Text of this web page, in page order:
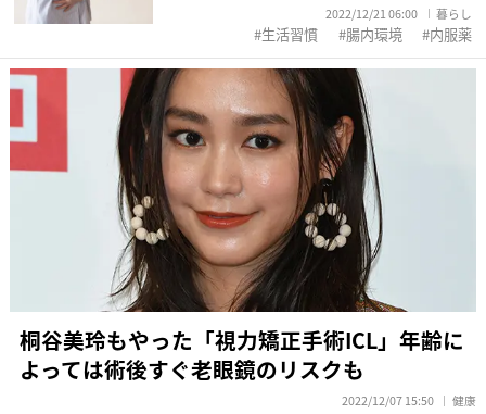
2022/12/21 06:00 暮らし
生活習慣 腸内環境 内服薬
桐谷美玲もやった「視力矯正手術ICL」年齢に
よっては術後すぐ老眼鏡のリスクも
2022/12/07 15:50 健康